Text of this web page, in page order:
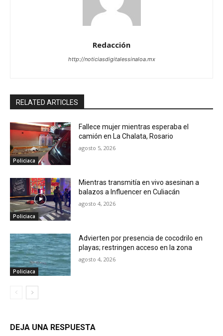
Redacción
http://noticiasdigitalessinaloa.mx
RELATED ARTICLES
Policiaca
Fallece mujer mientras esperaba el
camión en La Chalata, Rosario
agosto 5, 2026
Policiaca
Mientras transmitía en vivo asesinan a
balazos a Influencer en Culiacán
agosto 4, 2026
Policiaca
Advierten por presencia de cocodrilo en
playas; restringen acceso en la zona
agosto 4, 2026
DEJA UNA RESPUESTA